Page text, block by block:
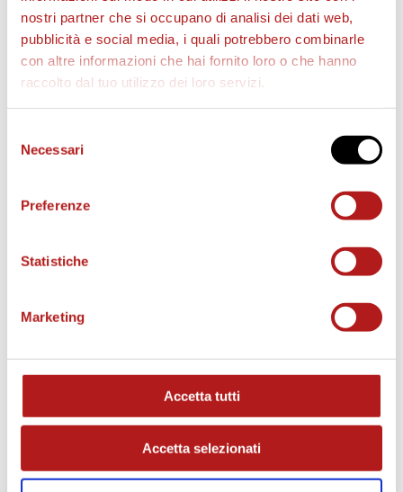
nostri partner che si occupano di analisi dei dati web,
pubblicità e social media, i quali potrebbero combinarle
con altre informazioni che hai fornito loro o che hanno
raccolto dal tuo utilizzo dei loro servizi.
delNecessari
Preferenze
Statistiche
Marketing
Accetta tutti
Accetta selezionati